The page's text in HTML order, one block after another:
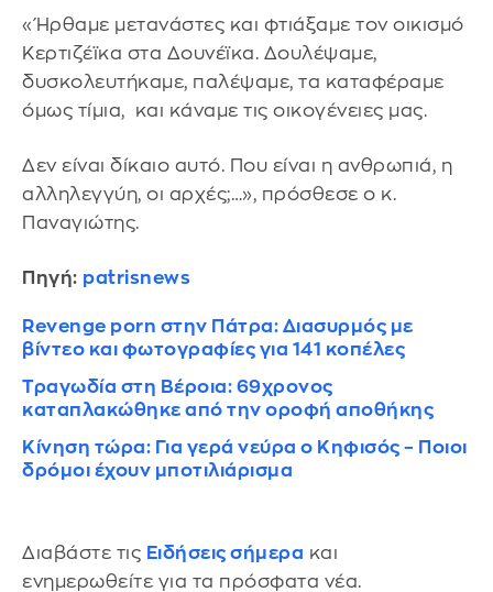
«Ήρθαμε μετανάστες και φτιάξαμε τον οικισμό
Κερτιζέϊκα στα Δουνέϊκα. Δουλέψαμε,
δυσκολευτήκαμε, παλέψαμε, τα καταφέραμε
όμως τίμια, και κάναμε τις οικογένειες μας.
Δεν είναι δίκαιο αυτό. Που είναι η ανθρωπιά, η
αλληλεγγύη, οι αρχές;…», πρόσθεσε ο κ.
Παναγιώτης.
Πηγή: patrisnews
Revenge porn στην Πάτρα: Διασυρμός με
βίντεο και φωτογραφίες για 141 κοπέλες
Τραγωδία στη Βέροια: 69χρονος
καταπλακώθηκε από την οροφή αποθήκης
Κίνηση τώρα: Για γερά νεύρα ο Κηφισός – Ποιοι
δρόμοι έχουν μποτιλιάρισμα
Διαβάστε τις Ειδήσεις σήμερα και
ενημερωθείτε για τα πρόσφατα νέα.